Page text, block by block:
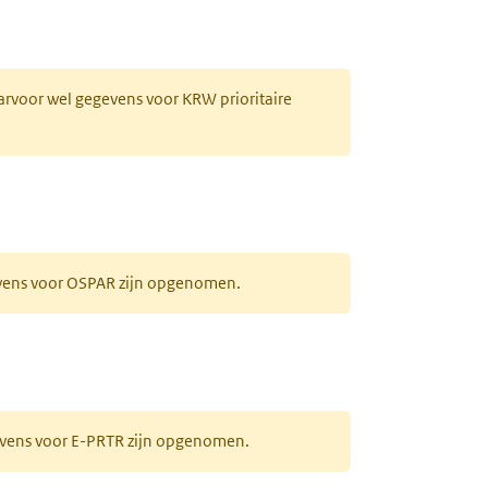
wel gegevens voor KRW prioritaire
voor OSPAR zijn opgenomen.
voor E-PRTR zijn opgenomen.